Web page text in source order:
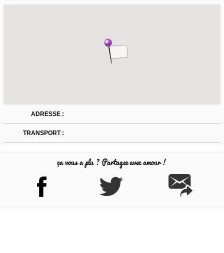
ADRESSE :
TRANSPORT :
ça vous a plu ? Partagez avec amour !